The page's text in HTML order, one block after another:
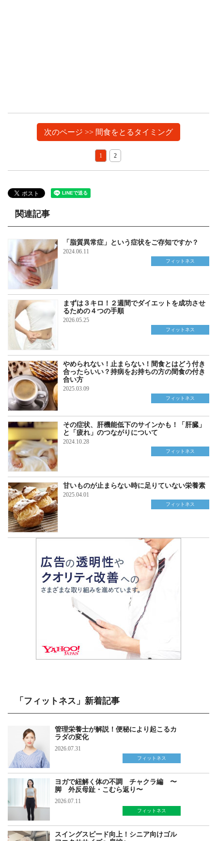
次のページ >> 間食をとるタイミング
1 2
関連記事
「脂質異常症」という症状をご存知ですか？
2024.06.11
フィットネス
まずは３キロ！２週間でダイエットを成功させ
るための４つの手順
2026.05.25
フィットネス
やめられない！止まらない！間食とはどう付き
合ったらいい？持病をお持ちの方の間食の付き
合い方
2025.03.09
フィットネス
その症状、肝機能低下のサインかも！「肝臓」
と「疲れ」のつながりについて
2024.10.28
フィットネス
甘いものが止まらない時に足りていない栄養素
2025.04.01
フィットネス
「フィットネス」新着記事
管理栄養士が解説！便秘により起こるカ
ラダの変化
2026.07.31
フィットネス
ヨガで紐解く体の不調 チャクラ編 〜
脚 外反母趾・こむら返り〜
2026.07.11
フィットネス
スイングスピード向上！シニア向けゴル